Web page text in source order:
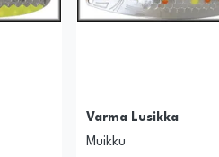
Varma Lusikka
Muikku